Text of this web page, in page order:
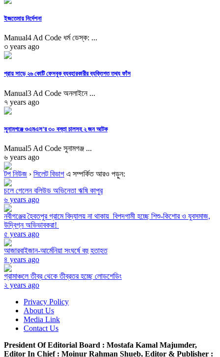
ইজতেমায় নির্দেশনা
Manual4 Ad Code ধর্ম ডেস্ক: ...
৩ years ago
প্রায় সাড়ে ২৬ কোটি ফেসবুক ব্যবহারকারীর ব্যক্তিগত তথ্য ফাঁস
Manual3 Ad Code অনলাইনে ...
৭ years ago
সুনামগঞ্জে ওএমএস’র ৩০ বস্তা চালসহ ২ জন আটক
Manual5 Ad Code সুনামগঞ্জ ...
৬ years ago
টপ নিউজ › সিলেট বিভাগ এ সম্পর্কিত আরও পড়ুন:
চলে গেলেন বলিউড অভিনেতা ঋষি কাপুর
৬ years ago
নবীগঞ্জের হৈবতপুর গ্রামে বিদ্যালয় না থাকায় বিপদগামী হচ্ছে শিশু-কিশোর ও যুবসমাজ,
উদ্বিগ্ন অভিভাবকরা!
৫ years ago
আজারবাইজান-আর্মেনিয়া সংঘর্ষে বহু হতাহত
৪ years ago
গ্রামাঞ্চলে তীব্র থেকে তীব্রতর হচ্ছে লোডশেডিং
২ years ago
Privacy Policy
About Us
Media Link
Contact Us
President Of Editorial Board : Mostafa Kamal Majumder,
Editor In Chief : Moinur Rahman Shueb, Editor & Publisher :